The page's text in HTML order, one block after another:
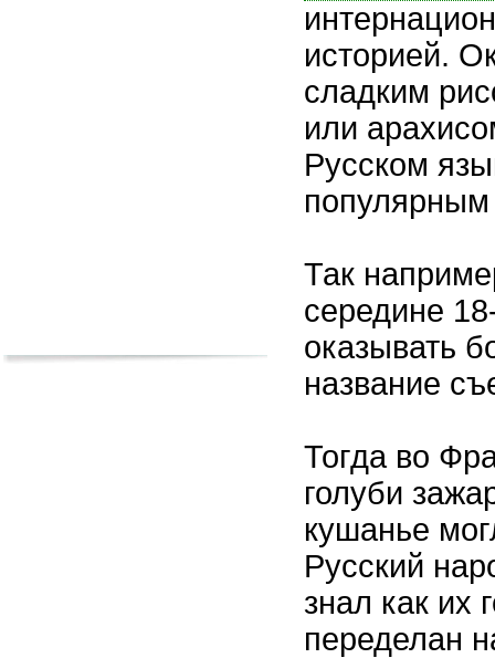
историей.
сладким
или
Русском
Так
середине
оказывать
название
Тогда во
голуби
кушанье
Русский
знал как их
переделан